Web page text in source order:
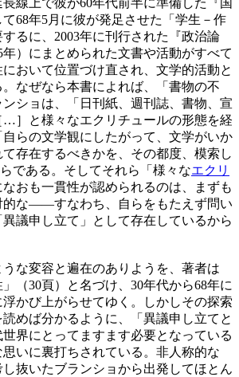
68年5月に彼が発足させた「学生－作
るに、2003年に刊行された『政治論
）にまとめられた文書や活動がすべて
おいて位置づけ直され、文学的活動と
なぜなら本書によれば、「書物の不
ショは、「日刊紙、週刊誌、書物、宣
…］と様々なエクリチュールの形態を経
らの文学観にしたがって、文学がいか
存在するべきかを、その都度、模索し
である。そしてそれら「様々なエクリ
おも一貫性が認められるのは、まずも
的な――すなわち、自らをもたえず問い
議申し立て」として存在しているから
な変容と遍在のありようを、著者は
」（30頁）と名づけ、30年代から68年に
かび上がらせてゆく。しかしその探索
めば分かるように、「異議申し立てと
界にとってますます必要となっている
いに裏打ちされている。非人称的な
し抜いたブランショから出発してほとん